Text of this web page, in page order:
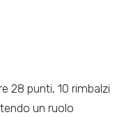
28 punti, 10 rimbalzi
un ruolo